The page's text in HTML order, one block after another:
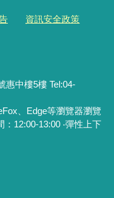
資訊安全政策
惠中樓5樓 Tel:04-
、Edge等瀏覽器瀏覽
12:00-13:00 ‧彈性上下